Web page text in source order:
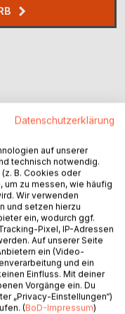
eines Clochards:
aus der
vor allem aber
Von Bambergs
übrig. Einen
dem grotesk
und schildert
Datenschutzerklärung
auf unserer
technisch notwendig.
B. Cookies oder
zu messen, wie häufig
Wir verwenden
und setzen hierzu
ein, wodurch ggf.
Pixel, IP-Adressen
Auf unserer Seite
ein (Video-
und ein
Einfluss. Mit deiner
Vorgänge ein. Du
„Privacy-Einstellungen“)
(BoD-Impressum)